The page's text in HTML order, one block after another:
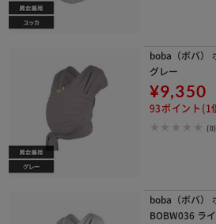
boba（ボバ）
グレー
¥9,350
93ポイント(1
(0)
boba（ボバ）
BOBW036 ラ